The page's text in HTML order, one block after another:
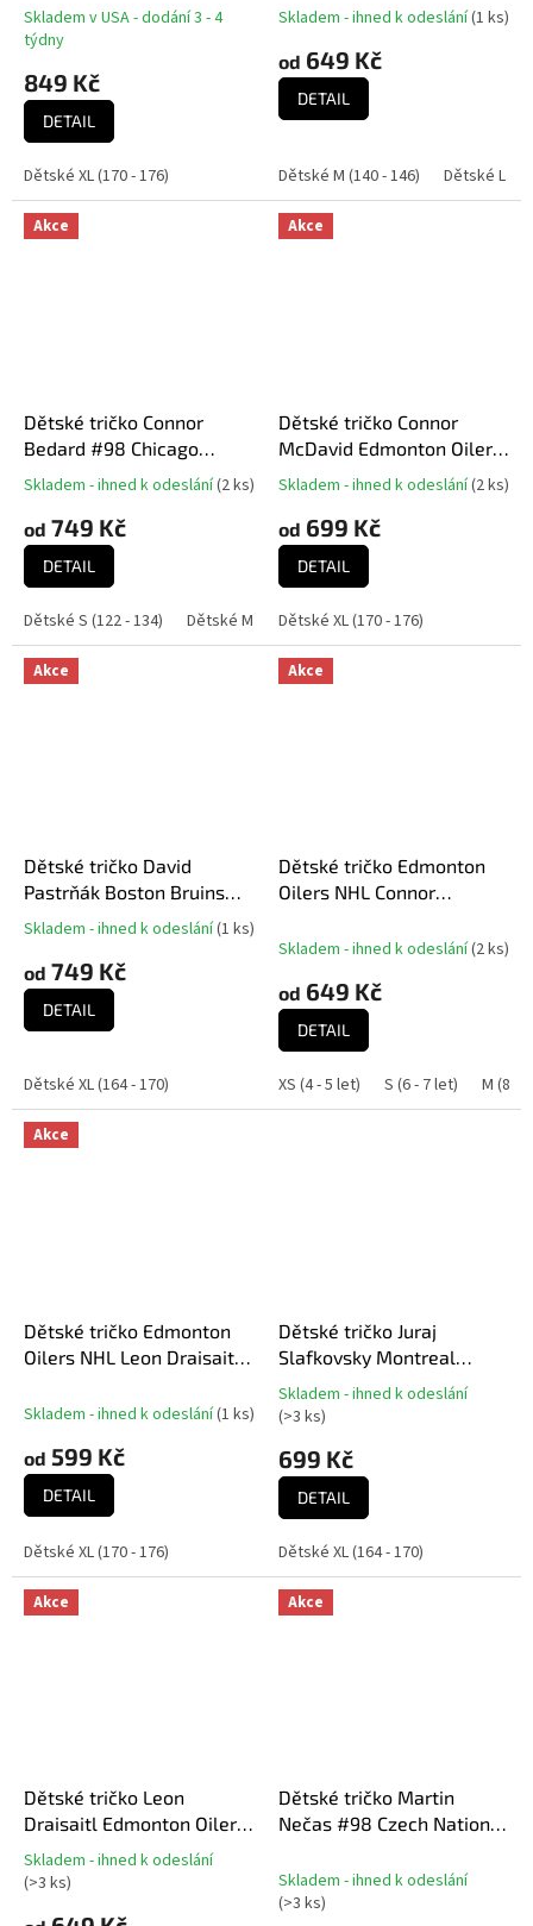
Number
Skladem v USA - dodání 3 - 4
týdny
849 Kč
DETAIL
Dětské XL (170 - 176)
Skladem - ihned k odeslání(1 ks)
od 649 Kč
DETAIL
Dětské M (140 - 146) Dětské L
Akce
Dětské tričko Connor
Bedard #98 Chicago
Blackhawks NHL Player
Name & Number Black
Průměrné
produktu
je
5,0
5
hvězdiček.
Skladem - ihned k odeslání(2 ks)
od 749 Kč
DETAIL
Dětské S (122 - 134) Dětské M (136 - 152) Dětské L (158 - 164)
Akce
Dětské tričko Connor
McDavid Edmonton Oilers
NHL Captains Name and
Průměrné
produktu
je
5,0
5
hvězdiček.
Skladem - ihned k odeslání(2 ks)
od 699 Kč
DETAIL
Dětské XL (170 - 176)
Akce
Dětské tričko David
Pastrňák Boston Bruins
NHL Flat Alt.Captains N&N
Průměrné
produktu
je
5,0
hvězdiček.
Skladem - ihned k odeslání(1 ks)
od 749 Kč
DETAIL
Dětské XL (164 - 170)
Akce
Dětské tričko Edmonton
Oilers NHL Connor
500 Level
Skladem - ihned k odeslání(2 ks)
od 649 Kč
DETAIL
XS (4 - 5 let) S (6 - 7 let) M (8 -
Akce
Dětské tričko Edmonton
Oilers NHL Leon Draisaitl
Skladem - ihned k odeslání(1 ks)
od 599 Kč
DETAIL
Dětské XL (170 - 176)
Dětské tričko Juraj
Slafkovsky Montreal
Canadiens NHL Flat Name
& Number Ctn Tee
Průměrné
hodnocení
produktu
je
5,0
z
5
hvězdiček.
Skladem - ihned k odeslání
(>3 ks)
699 Kč
DETAIL
Dětské XL (164 - 170)
Akce
Dětské tričko Leon
Draisaitl Edmonton Oilers
NHL Flat Alt.Captains N&N
Tee
Průměrné
hodnocení
produktu
Skladem - ihned k odeslání
(>3 ks)
Akce
Dětské tričko Martin
Nečas #98 Czech National
Skladem - ihned k odeslání
(>3 ks)